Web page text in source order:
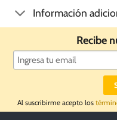
Información
Recibe
Al suscribirme acepto los